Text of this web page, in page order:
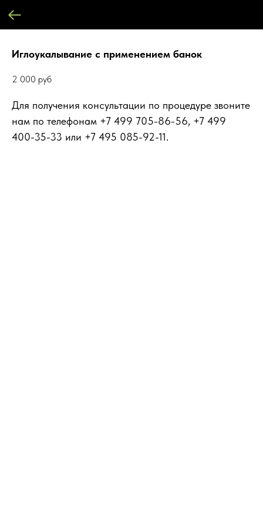
Иглоукалывание с применением банок
2 000 руб
Для получения консультации по процедуре звоните
нам по телефонам +7 499 705-86-56, +7 499
400-35-33 или +7 495 085-92-11.